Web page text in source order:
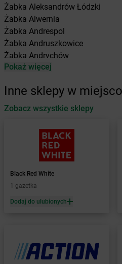
Żabka Aleksandrów Łódzki
Żabka Alwernia
Żabka Andrespol
Żabka Andruszkowice
Żabka Andrychów
Żabka Antonie
Żabka Automat
Żabka Babica
Babimost
Baborów
Baboszewo
Żabka Bachowice
Żabka Bądkowo
Żabka Bąków
Żabka Baranowo
Żabka Barcin
Pokaż więcej
Inne sklepy w
Zobacz wszystkie sklepy
Black Red White
1 gazetka
Dodaj do ulubionych